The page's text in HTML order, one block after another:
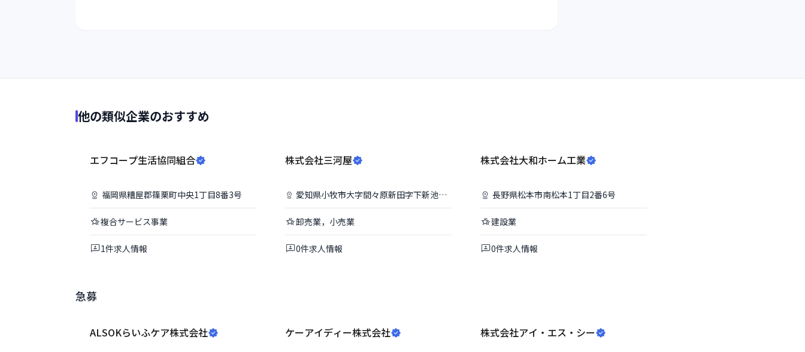
他の類似企業のおすすめ
エフコープ生活協同組合
福岡県糟屋郡篠栗町中央1丁目8番3号
複合サービス事業
1件求人情報
株式会社三河屋
愛知県小牧市大字間々原新田字下新池987番地
卸売業，小売業
0件求人情報
株式会社大和ホーム工業
長野県松本市南松本1丁目2番6号
建設業
0件求人情報
急募
ALSOKらいふケア株式会社 ケーアイディー株式会社 株式会社アイ・エス・シー